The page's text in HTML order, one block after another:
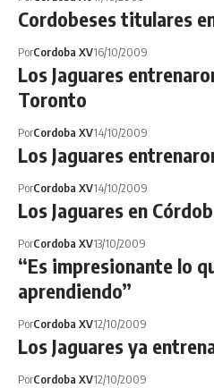
Cordobeses titulares
PorCordoba XV16/10/2009
Los Jaguares
Toronto
PorCordoba XV14/10/2009
Los Jaguares
PorCordoba XV14/10/2009
Los Jaguares en
PorCordoba XV13/10/2009
“Es impresionante lo
aprendiendo”
PorCordoba XV12/10/2009
Los Jaguares ya
PorCordoba XV12/10/2009